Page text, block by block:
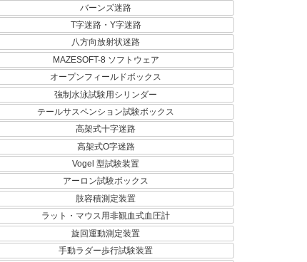
バーンズ迷路
T字迷路・Y字迷路
八方向放射状迷路
MAZESOFT-8 ソフトウェア
オープンフィールドボックス
強制水泳試験用シリンダー
テールサスペンション試験ボックス
高架式十字迷路
高架式O字迷路
Vogel 型試験装置
アーロン試験ボックス
肢容積測定装置
ラット・マウス用非観血式血圧計
旋回運動測定装置
手動ラダー歩行試験装置